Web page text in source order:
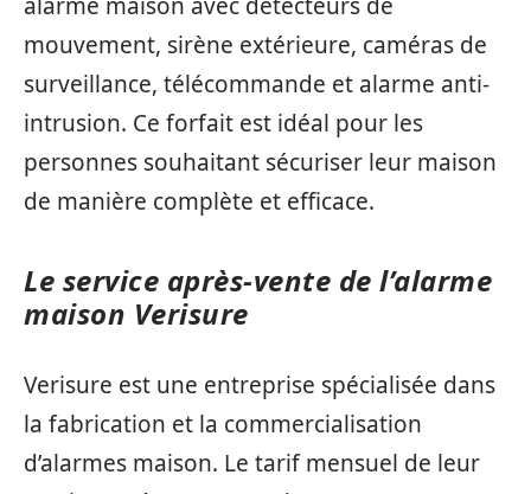
mouvement, sirène extérieure, caméras de
surveillance, télécommande et alarme anti-
intrusion. Ce forfait est idéal pour les
personnes souhaitant sécuriser leur maison
de manière complète et efficace.
Le service après-vente de l’alarme
maison Verisure
Verisure est une entreprise spécialisée dans
la fabrication et la commercialisation
d’alarmes maison. Le tarif mensuel de leur